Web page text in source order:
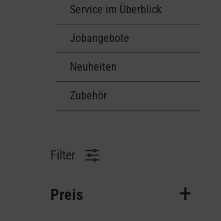
Service im Überblick
Jobangebote
Neuheiten
Zubehör
Filter
Preis